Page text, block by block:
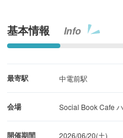
基本情報 Info
最寄駅 中電前駅
会場 Social Book Cafe
開催期間 2026/06/20(土)